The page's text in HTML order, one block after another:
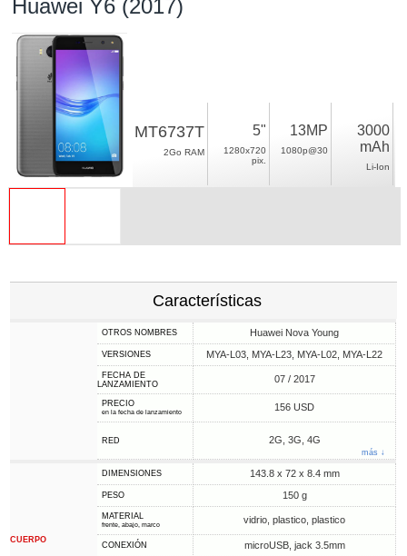
Huawei Y6 (2017)
MT6737T
2Go RAM
5"
1280x720
pix.
13MP
1080p@30
3000
mAh
Li-Ion
Características
OTROS NOMBRES Huawei Nova Young
VERSIONES MYA-L03, MYA-L23, MYA-L02, MYA-L22
FECHA DE
LANZAMIENTO
07 / 2017
PRECIO
en la fecha de lanzamiento 156 USD
RED 2G, 3G, 4G
más ↓
CUERPO
DIMENSIONES 143.8 x 72 x 8.4 mm
PESO 150 g
MATERIAL
frente, abajo, marco vidrio, plastico, plastico
CONEXIÓN microUSB, jack 3.5mm